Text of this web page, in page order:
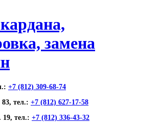
+7 (812) 309-68-74
тел.: +7 (812) 627-17-58
19, тел.: +7 (812) 336-43-32